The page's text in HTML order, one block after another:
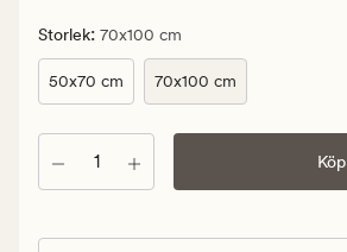
099,90
kr
Storlek: 70x100 cm
50x70 cm 70x100 cm
Antal Köp